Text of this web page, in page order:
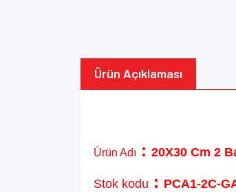
Ürün Açıklaması
Ürün Adı : 20X30 Cm 2
Stok kodu : PCA1-2C-